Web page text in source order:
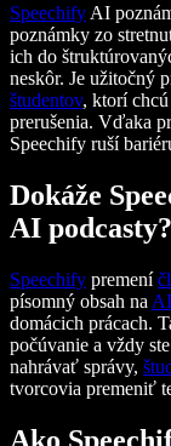
Speechify AI
poznámky zo
ich do
neskôr. Je užitočný
študentov, ktorí
prerušenia. Vďaka
Speechify ruší
Dokáže
AI podcasty?
Speechify premení
písomný obsah na
domácich prácach.
počúvanie a vždy
nahrávať správy,
tvorcovia premeniť
Ako